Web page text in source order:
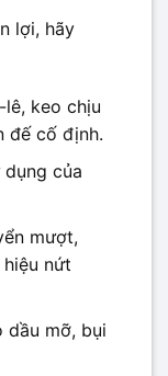
lợi, hãy
keo chịu
đế cố định.
của
mượt,
nứt
dầu mỡ, bụi